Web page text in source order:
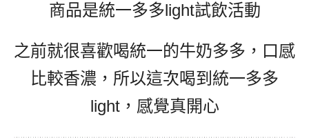
商品是統一多多light試飲活動
之前就很喜歡喝統一的牛奶多多，口感
比較香濃，所以這次喝到 統一多多
light，感覺真開心